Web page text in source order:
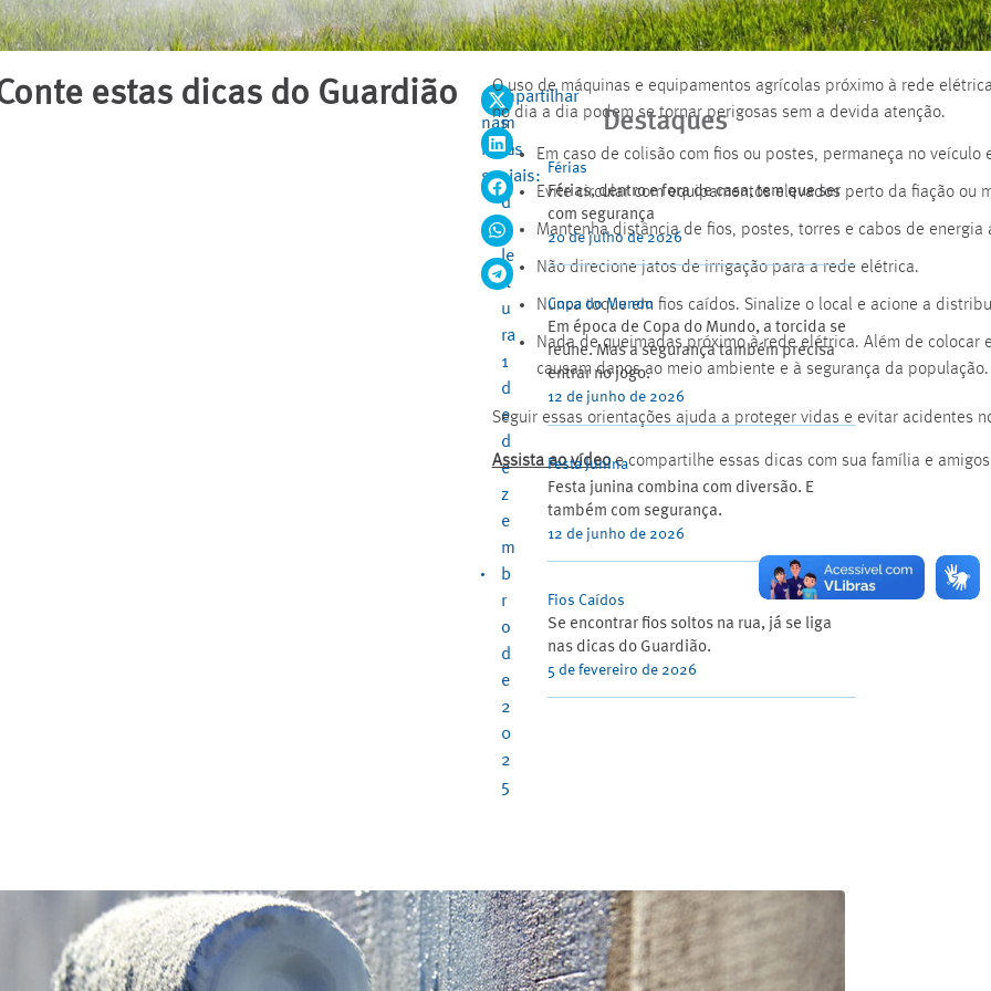
estas dicas do Guardião
1
m
in
.
d
e
le
it
u
ra
1
d
e
d
e
z
e
m
b
r
o
d
e
2
0
2
5
Compartilhar
nas
redes
sociais:
O uso de máquinas e equipamentos agrícolas próximo à rede
no dia a dia podem se tornar perigosas sem a devida atenção.
Em caso de colisão com fios ou postes, permaneça no veículo
Evite circular com equipamentos elevados perto da fiação ou
Mantenha distância de fios, postes, torres e cabos de
Não direcione jatos de irrigação para a rede elétrica.
Nunca toque em fios caídos. Sinalize o local e acione a
Nada de queimadas próximo à rede elétrica. Além de colocar
causam danos ao meio ambiente e à segurança da população.
Seguir essas orientações ajuda a proteger vidas e evitar acidentes
Assista ao vídeoe compartilhe essas dicas com sua família e
Destaques
Férias
Férias, dentro e fora de casa, tem que ser
com segurança
20 de julho de 2026
Copa do Mundo
Em época de Copa do Mundo, a torcida se
reúne. Mas a segurança também precisa
entrar no jogo.
12 de junho de 2026
Festa Junina
Festa junina combina com diversão. E
também com segurança.
12 de junho de 2026
Fios Caídos
Se encontrar fios soltos na rua, já se liga
nas dicas do Guardião.
5 de fevereiro de 2026